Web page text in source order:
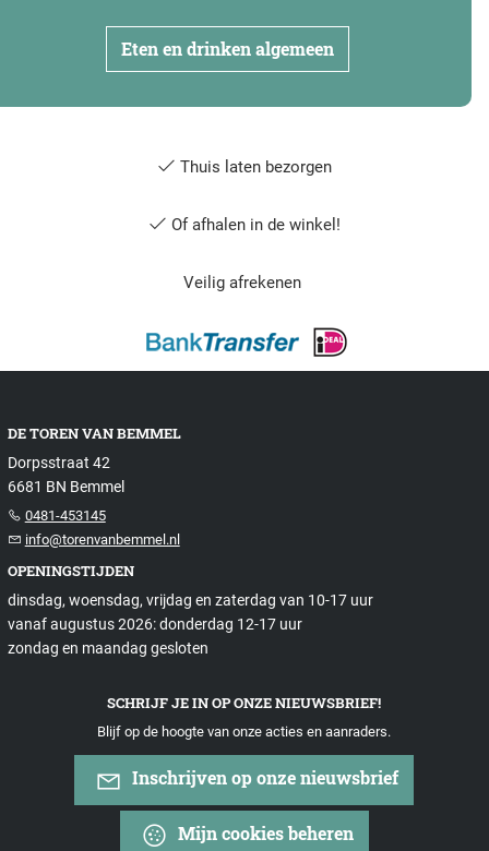
Eten en drinken algemeen
Thuis laten bezorgen
Of afhalen in de winkel!
Veilig afrekenen
DE TOREN VAN BEMMEL
Dorpsstraat 42
6681 BN Bemmel
0481-453145
info@torenvanbemmel.nl
OPENINGSTIJDEN
dinsdag, woensdag, vrijdag en zaterdag van 10-17 uur
vanaf augustus 2026: donderdag 12-17 uur
zondag en maandag gesloten
SCHRIJF JE IN OP ONZE NIEUWSBRIEF!
Blijf op de hoogte van onze acties en aanraders.
Inschrijven op onze nieuwsbrief
Mijn cookies beheren